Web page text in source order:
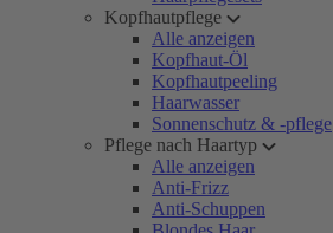
Kopfhautpflege
Alle anzeigen
Kopfhaut-Öl
Kopfhautpeeling
Haarwasser
Sonnenschutz & -pflege
Pflege nach Haartyp
Alle anzeigen
Anti-Frizz
Anti-Schuppen